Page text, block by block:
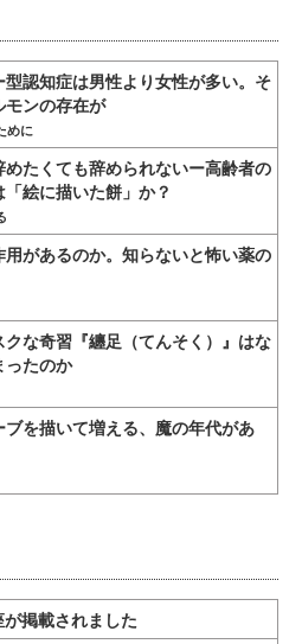
型認知症は男性より女性が多い。そ
ンの存在が
めに
たくても辞められないー高齢者の
絵に描いた餅」か？
があるのか。知らないと怖い薬の
な奇習『纏足（てんそく）』はな
ったのか
を描いて増える、魔の年代があ
掲載されました